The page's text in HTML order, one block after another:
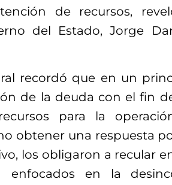
de recursos,
del Estado, Jorge
recordó que en un
de la deuda con el fin
para la
obtener una respuesta
los obligaron a recular
enfocados en la